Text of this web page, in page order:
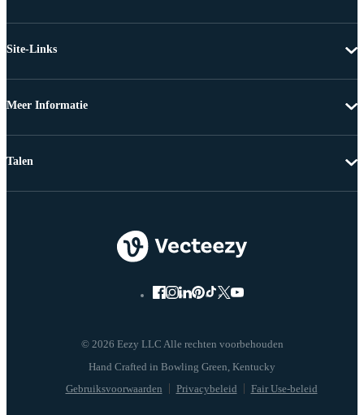
Site-Links
Meer Informatie
© 2026 Eezy LLC Alle rechten voorbehouden
Gebruiksvoorwaarden Privacybeleid Fair Use-beleid
Talen